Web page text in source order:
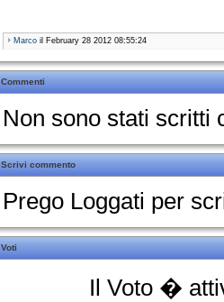
Marco il February 28 2012 08:55:24
Commenti
Non sono stati scritti
Scrivi commento
Prego Loggati per
Voti
Il Voto �